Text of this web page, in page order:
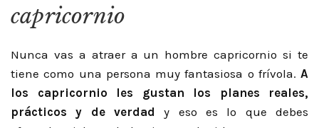
capricornio
Nunca vas a atraer a un hombre capricornio si te
tiene como una persona muy fantasiosa o frívola. A
los capricornio les gustan los planes reales,
prácticos y de verdad y eso es lo que debes